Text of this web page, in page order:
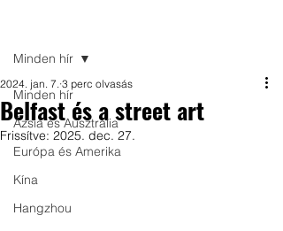
Minden hír
Ázsia és Ausztrália
Európa és Amerika
Kína
Hangzhou
Minden hír
Belfast és a street art
2024. jan. 7. 3 perc olvasás
Frissítve: 2025. dec. 27.